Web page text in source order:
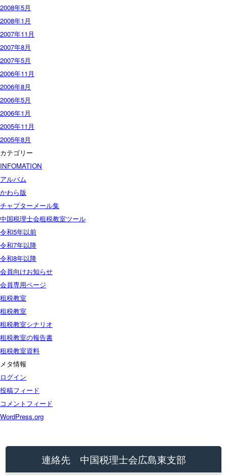
2008年5月
2008年1月
2007年11月
2007年8月
2007年5月
2006年11月
2006年8月
2006年5月
2006年1月
2005年11月
2005年8月
カテゴリー
INFOMATION
アルバム
かわら版
チャプターメール集
中国税理士会租税教室ツール
令和5年以前
令和7年以降
令和8年以降
会員向けお知らせ
会員専用ページ
租税教室
租税教室
租税教室シナリオ
租税教室の報告書
租税教室資料
メタ情報
ログイン
投稿フィード
コメントフィード
WordPress.org
連絡先 中国税理士会広島東支部